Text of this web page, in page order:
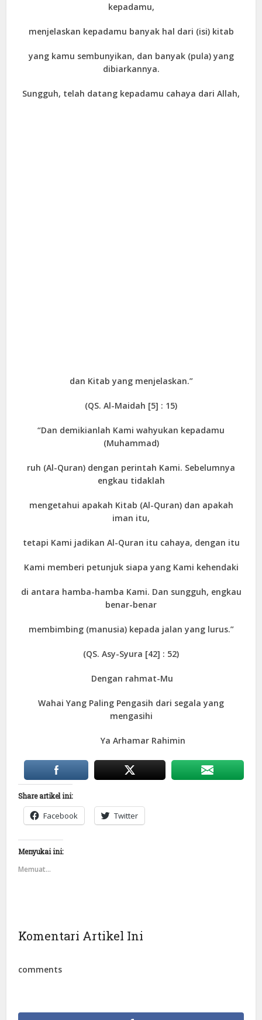
kepadamu,
menjelaskan kepadamu banyak hal dari (isi) kitab
yang kamu sembunyikan, dan banyak (pula) yang
dibiarkannya.
Sungguh, telah datang kepadamu cahaya dari Allah,
dan Kitab yang menjelaskan.”
(QS. Al-Maidah [5] : 15)
“Dan demikianlah Kami wahyukan kepadamu
(Muhammad)
ruh (Al-Quran) dengan perintah Kami. Sebelumnya
engkau tidaklah
mengetahui apakah Kitab (Al-Quran) dan apakah
iman itu,
tetapi Kami jadikan Al-Quran itu cahaya, dengan itu
Kami memberi petunjuk siapa yang Kami kehendaki
di antara hamba-hamba Kami. Dan sungguh, engkau
benar-benar
membimbing (manusia) kepada jalan yang lurus.”
(QS. Asy-Syura [42] : 52)
Dengan rahmat-Mu
Wahai Yang Paling Pengasih dari segala yang
mengasihi
Ya Arhamar Rahimin
Share artikel ini:
Facebook Twitter
Menyukai ini:
Memuat...
Komentari Artikel Ini
comments